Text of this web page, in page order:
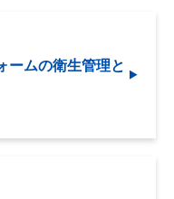
ームの衛生管理と